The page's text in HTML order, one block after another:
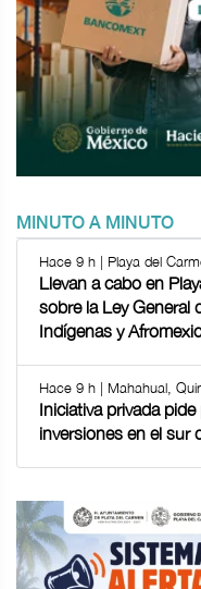
MINUTO A MINUTO
Hace 9 h | Playa del
Llevan a cabo en
sobre la Ley General
Indígenas y
Hace 9 h | Mahahual,
Iniciativa privada
inversiones en el sur